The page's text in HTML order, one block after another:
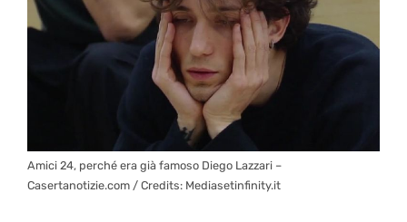
Amici 24, perché era già famoso Diego Lazzari –
Casertanotizie.com / Credits: Mediasetinfinity.it